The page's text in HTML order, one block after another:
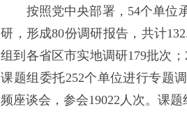
按照党中央部署，54个单位承
研，形成80份调研报告，共计
组到各省区市实地调研179批次
课题组委托252个单位进行专题
频座谈会，参会19022人次。课